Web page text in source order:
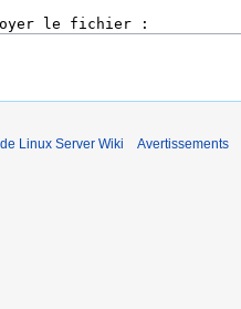
Linux Server Wiki Avertissements